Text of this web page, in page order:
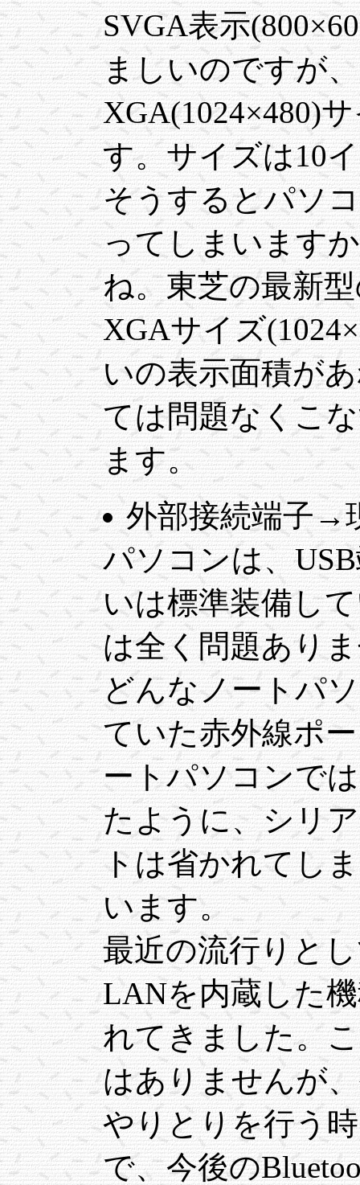
SVGA表示
ましいのですが
XGA(1024×480)
す。サイズは10
そうするとパソ
ってしまいます
ね。東芝の最新
XGAサイズ
いの表示面積が
ては問題なくこ
ます。
外部接続端子→
パソコンは、
いは標準装備し
は全く問題あり
どんなノートパ
ていた赤外線ポ
ートパソコンで
たように、シリ
トは省かれてし
います。
最近の流行りと
LANを内蔵した
れてきました。
はありませんが
やりとりを行う
で、今後の